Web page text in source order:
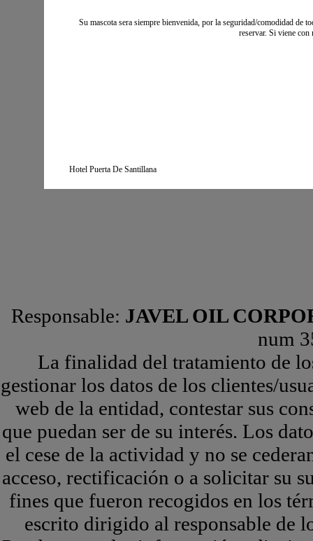
Su mascota sera siempre bienvenida, por la seguridad/comodidad de
reservar. Si viene con
Hotel Puerta De Santillana
Responsable: JAVEL OIL
num
La finalidad del tratamiento de
gestionar los datos de los clientes/
web de la entidad, contestar sus
que puedan ser de su interés. Los
el cese de la actividad y no se
acceso, rectificación o a solicitar su
fines que fueron recogidos en los
escrito dirigido al responsable de